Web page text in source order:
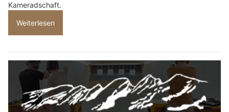
Kameradschaft.
Weiterlesen